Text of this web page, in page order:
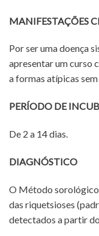
MANIFESTAÇÕES
Por ser uma doença
apresentar um curso
a formas atípicas
PERÍODO DE
De 2 a 14 dias.
DIAGNÓSTICO
O Método
das riquetsioses
detectados a partir